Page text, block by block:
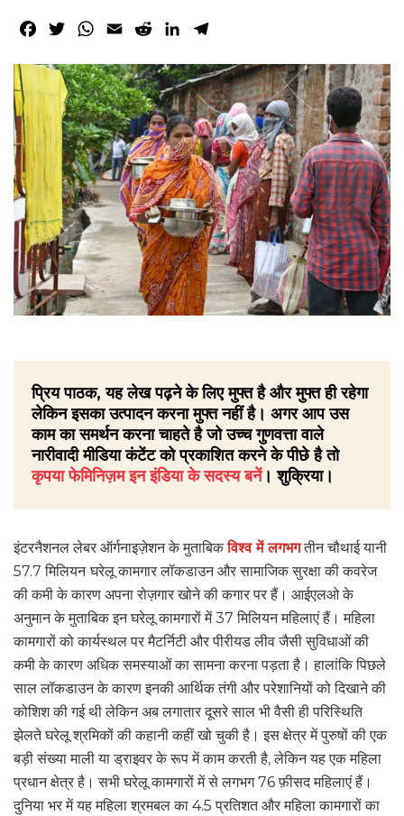
Facebook
TwitterWhatsApp
Email RedditLinkedIn
प्रिय पाठक, यह लेख पढ़ने के लिए मुफ्त है और मुफ्त ही रहेगा
लेकिन इसका उत्पादन करना मुफ्त नहीं है। अगर आप उस
काम का समर्थन करना चाहते है जो उच्च गुणवत्ता वाले
नारीवादी मीडिया कंटेंट को प्रकाशित करने के पीछे है तो
कृपया फेमिनिज़म इन इंडिया के सदस्य बनें। शुक्रिया।
इंटरनैशनल लेबर ऑर्गनाइज़ेशन के मुताबिकविश्व में लगभग तीन चौथाई यानी
57.7 मिलियन घरेलू कामगार लॉकडाउन और सामाजिक सुरक्षा की कवरेज
की कमी के कारण अपना रोज़गार खोने की कगार पर हैं। आईएलओ के
अनुमान के मुताबिक इन घरेलू कामगारों में 37 मिलियन महिलाएं हैं। महिला
कामगारों को कार्यस्थल पर मैटर्निटी और पीरीयड लीव जैसी सुविधाओं की
कमी के कारण अधिक समस्याओं का सामना करना पड़ता है। हालांकि पिछले
साल लॉकडाउन के कारण इनकी आर्थिक तंगी और परेशानियों को दिखाने की
कोशिश की गई थी लेकिन अब लगातार दूसरे साल भी वैसी ही परिस्थिति
झेलते घरेलू श्रमिकों की कहानी कहीं खो चुकी है। इस क्षेत्र में पुरुषों की एक
बड़ी संख्या माली या ड्राइवर के रूप में काम करती है, लेकिन यह एक महिला
प्रधान क्षेत्र है। सभी घरेलू कामगारों में से लगभग 76 फ़ीसद महिलाएं हैं।
दुनिया भर में यह महिला श्रमबल का 4.5 प्रतिशत और महिला कामगारों का